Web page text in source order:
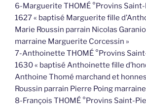
6-Marguerite THOMÉ °Provins
1627 « baptisé Marguerite fille
Marie Roussin parrain Nicolas
marraine Marguerite Corcessin »
7-Anthoinette THOMÉ °Provins
1630 « baptisé Anthoinette fille
Anthoine Thomé marchand et
Roussin parrain Pierre Poing
8-François THOMÉ °Provins Saint-